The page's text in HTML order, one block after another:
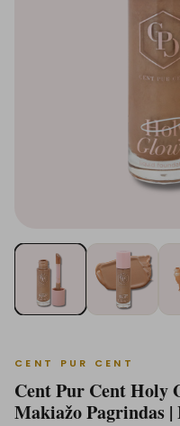
CENT PUR CENT
Cent Pur Cent Holy
Makiažo Pagrindas